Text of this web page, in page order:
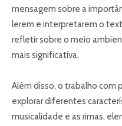
mensagem sobre a
lerem e interpretarem o
refletir sobre o meio
mais significativa.
Além disso, o trabalho com
explorar diferentes
musicalidade e as rimas,